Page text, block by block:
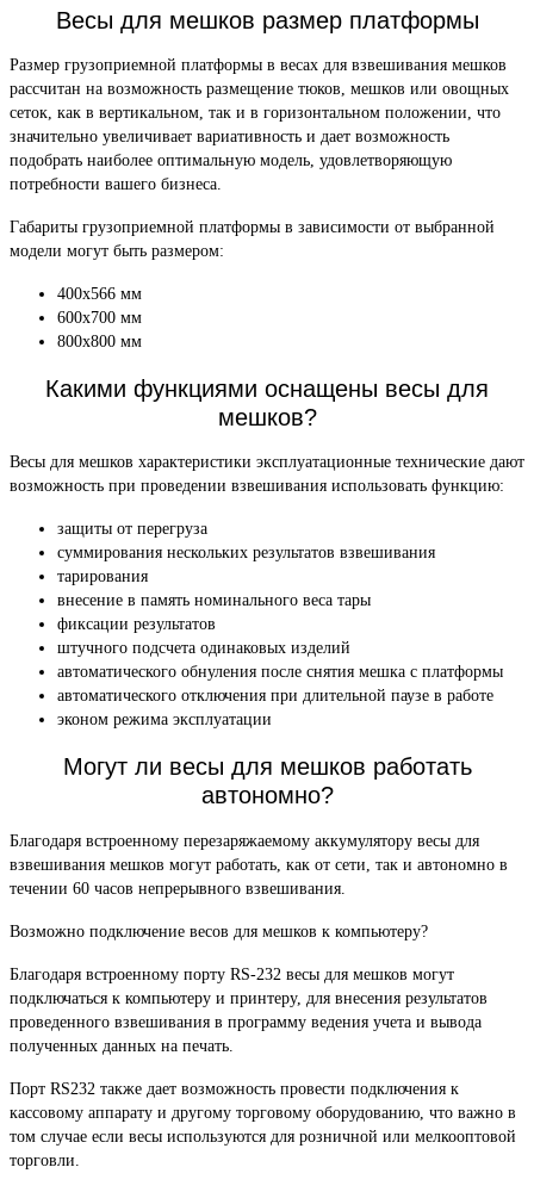
Весы для мешков размер платформы
Размер грузоприемной платформы в весах для взвешивания мешков
рассчитан на возможность размещение тюков, мешков или овощных
сеток, как в вертикальном, так и в горизонтальном положении, что
значительно увеличивает вариативность и дает возможность
подобрать наиболее оптимальную модель, удовлетворяющую
потребности вашего бизнеса.
Габариты грузоприемной платформы в зависимости от выбранной
модели могут быть размером:
400х566 мм
600х700 мм
800х800 мм
Какими функциями оснащены весы для
мешков?
Весы для мешков характеристики эксплуатационные технические дают
возможность при проведении взвешивания использовать функцию:
защиты от перегруза
суммирования нескольких результатов взвешивания
тарирования
внесение в память номинального веса тары
фиксации результатов
штучного подсчета одинаковых изделий
автоматического обнуления после снятия мешка с платформы
автоматического отключения при длительной паузе в работе
эконом режима эксплуатации
Могут ли весы для мешков работать
автономно?
Благодаря встроенному перезаряжаемому аккумулятору весы для
взвешивания мешков могут работать, как от сети, так и автономно в
течении 60 часов непрерывного взвешивания.
Возможно подключение весов для мешков к компьютеру?
Благодаря встроенному порту RS-232 весы для мешков могут
подключаться к компьютеру и принтеру, для внесения результатов
проведенного взвешивания в программу ведения учета и вывода
полученных данных на печать.
Порт RS232 также дает возможность провести подключения к
кассовому аппарату и другому торговому оборудованию, что важно в
том случае если весы используются для розничной или мелкооптовой
торговли.